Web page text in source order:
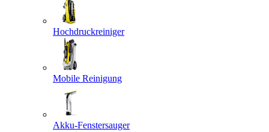
Hochdruckreiniger
Mobile Reinigung
Akku-Fenstersauger